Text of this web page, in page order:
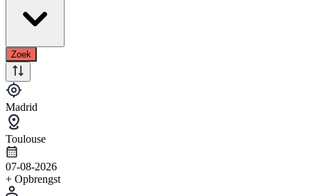
Zoek
Madrid
Toulouse
07-08-2026
+ Opbrengst